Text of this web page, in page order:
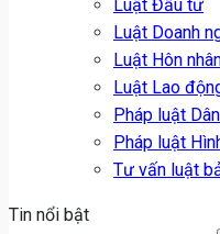
Luật Đầu tư
Luật Doanh
Luật Hôn
Luật Lao
Pháp luật
Pháp luật
Tư vấn luật
Tin nổi bật